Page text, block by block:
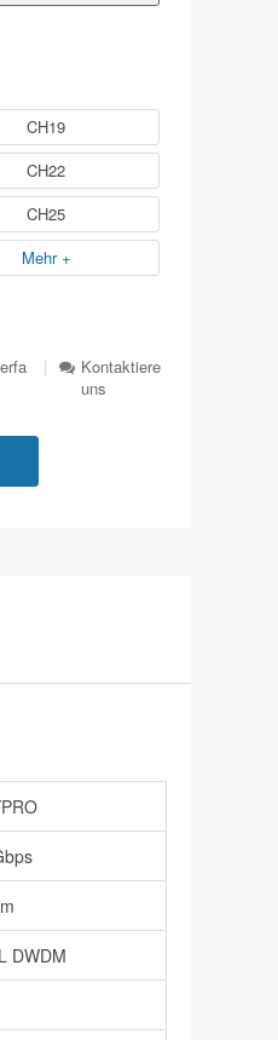
CH19
CH22
CH25
Mehr +
|
Kontaktiere
uns
DWDM